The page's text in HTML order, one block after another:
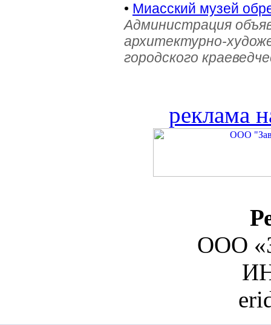
• Миасский музей
Администрация
архитектурно-
городского
реклама
ООО